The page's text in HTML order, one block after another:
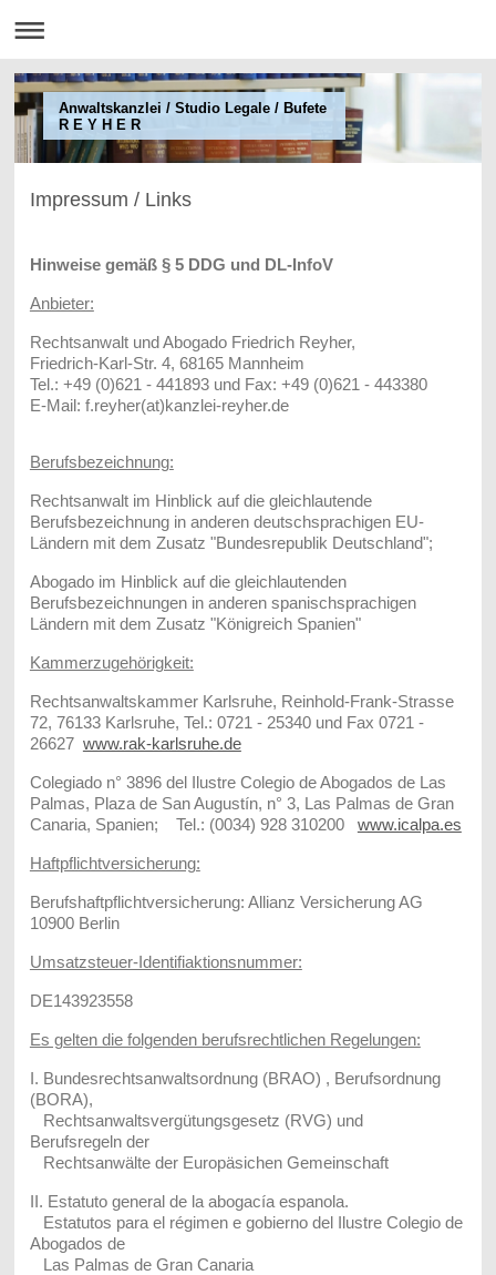
Anwaltskanzlei / Studio Legale / Bufete
R E Y H E R
Impressum / Links
Hinweise gemäß § 5 DDG und DL-InfoV
Anbieter:
Rechtsanwalt und Abogado Friedrich Reyher,
Friedrich-Karl-Str. 4, 68165 Mannheim
Tel.: +49 (0)621 - 441893 und Fax: +49 (0)621 - 443380
E-Mail: f.reyher(at)kanzlei-reyher.de
Berufsbezeichnung:
Rechtsanwalt im Hinblick auf die gleichlautende
Berufsbezeichnung in anderen deutschsprachigen EU-
Ländern mit dem Zusatz "Bundesrepublik Deutschland";
Abogado im Hinblick auf die gleichlautenden
Berufsbezeichnungen in anderen spanischsprachigen
Ländern mit dem Zusatz "Königreich Spanien"
Kammerzugehörigkeit:
Rechtsanwaltskammer Karlsruhe, Reinhold-Frank-Strasse
72, 76133 Karlsruhe, Tel.: 0721 - 25340 und Fax 0721 -
26627 www.rak-karlsruhe.de
Colegiado n° 3896 del Ilustre Colegio de Abogados de Las
Palmas, Plaza de San Augustín, n° 3, Las Palmas de Gran
Canaria, Spanien; Tel.: (0034) 928 310200 www.icalpa.es
Haftpflichtversicherung:
Berufshaftpflichtversicherung: Allianz Versicherung AG
10900 Berlin
Umsatzsteuer-Identifiaktionsnummer:
DE143923558
Es gelten die folgenden berufsrechtlichen Regelungen:
I. Bundesrechtsanwaltsordnung (BRAO) , Berufsordnung
(BORA),
Rechtsanwaltsvergütungsgesetz (RVG) und
Berufsregeln der
Rechtsanwälte der Europäsichen Gemeinschaft
II. Estatuto general de la abogacía espanola.
Estatutos para el régimen e gobierno del Ilustre Colegio de
Abogados de
Las Palmas de Gran Canaria